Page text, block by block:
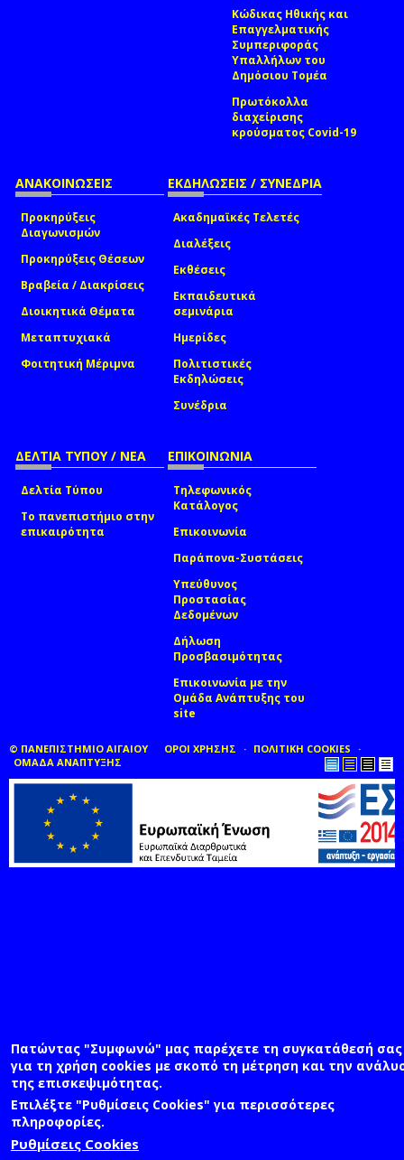
Κώδικας Ηθικής και
Επαγγελματικής
Συμπεριφοράς
Υπαλλήλων του
Δημόσιου Τομέα
Πρωτόκολλα
διαχείρισης
κρούσματος Covid-19
ΑΝΑΚΟΙΝΩΣΕΙΣ
Προκηρύξεις
Διαγωνισμών
Προκηρύξεις Θέσεων
Βραβεία / Διακρίσεις
Διοικητικά Θέματα
Μεταπτυχιακά
Φοιτητική Μέριμνα
ΕΚΔΗΛΩΣΕΙΣ / ΣΥΝΕΔΡΙΑ
Ακαδημαϊκές Τελετές
Διαλέξεις
Εκθέσεις
Εκπαιδευτικά
σεμινάρια
Ημερίδες
Πολιτιστικές
Εκδηλώσεις
Συνέδρια
ΔΕΛΤΙΑ ΤΥΠΟΥ / ΝΕΑ
Δελτία Τύπου
Το πανεπιστήμιο στην
επικαιρότητα
ΕΠΙΚΟΙΝΩΝΙΑ
Τηλεφωνικός
Κατάλογος
Επικοινωνία
Παράπονα-Συστάσεις
Υπεύθυνος
Προστασίας
Δεδομένων
Δήλωση
Προσβασιμότητας
Επικοινωνία με την
Ομάδα Ανάπτυξης του
site
© ΠΑΝΕΠΙΣΤΗΜΙΟ ΑΙΓΑΙΟΥ ΟΡΟΙ ΧΡΗΣΗΣ
ΠΟΛΙΤΙΚΗ COOKIES
ΟΜΑΔΑ ΑΝΑΠΤΥΞΗΣ
Πατώντας "Συμφωνώ" μας παρέχετε τη συγκατάθεσή σας
για τη χρήση cookies με σκοπό τη μέτρηση και την
της επισκεψιμότητας.
Επιλέξτε "Ρυθμίσεις Cookies" για περισσότερες
πληροφορίες.
Ρυθμίσεις Cookies